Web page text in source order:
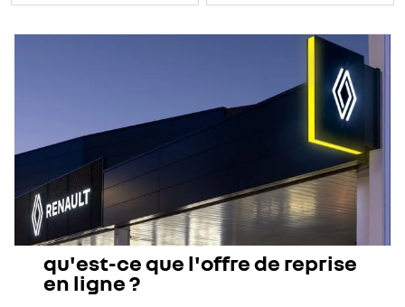
qu'est-ce que l'offre de reprise
en ligne ?